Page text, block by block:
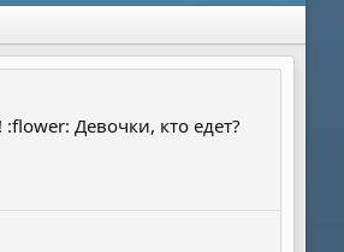
Девочки, кто едет?